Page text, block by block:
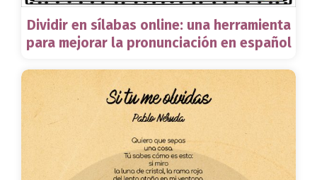
Dividir en sílabas online: una herramienta
para mejorar la pronunciación en español